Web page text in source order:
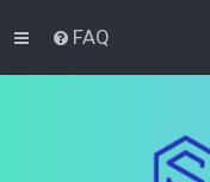
FAQ